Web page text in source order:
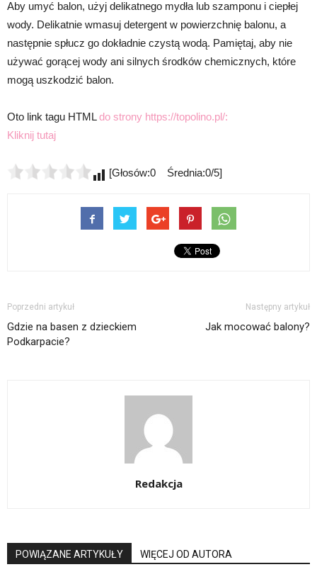
Aby umyć balon, użyj delikatnego mydła lub szamponu i ciepłej
wody. Delikatnie wmasuj detergent w powierzchnię balonu, a
następnie spłucz go dokładnie czystą wodą. Pamiętaj, aby nie
używać gorącej wody ani silnych środków chemicznych, które
mogą uszkodzić balon.
Oto link tagu HTMLdo strony https://topolino.pl/:
Kliknij tutaj
[Głosów:0 Średnia:0/5]
Poprzedni artykuł
Gdzie na basen z dzieckiem
Podkarpacie?
Następny artykuł
Jak mocować balony?
Redakcja
POWIĄZANE ARTYKUŁY WIĘCEJ OD AUTORA